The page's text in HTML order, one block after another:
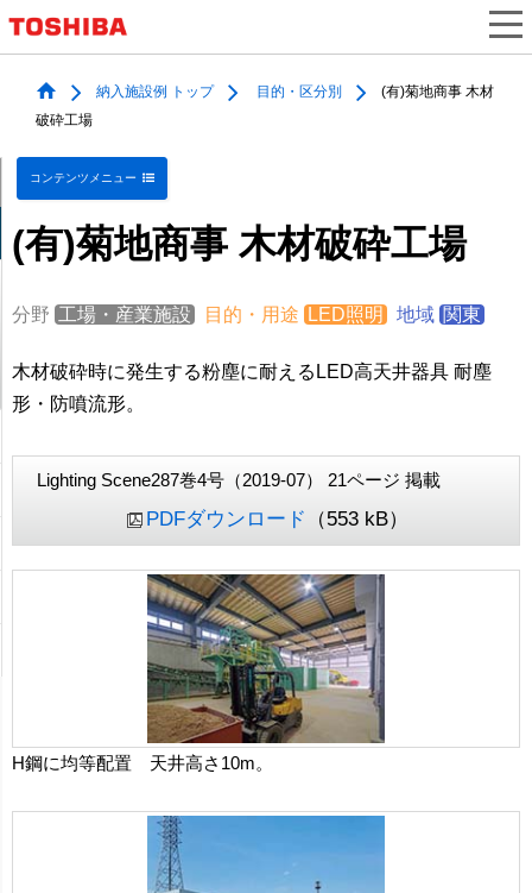
納入施設例 トップ 目的・区分別
(有)菊地商事 木材
破砕工場
コンテンツメニュー
(有)菊地商事 木材破砕工場
分野 工場・産業施設 目的・用途 LED照明 地域 関東
木材破砕時に発生する粉塵に耐えるLED高天井器具 耐塵
形・防噴流形。
Lighting Scene287巻4号（2019-07） 21ページ 掲載
PDFダウンロード （553 kB）
H鋼に均等配置 天井高さ10m。